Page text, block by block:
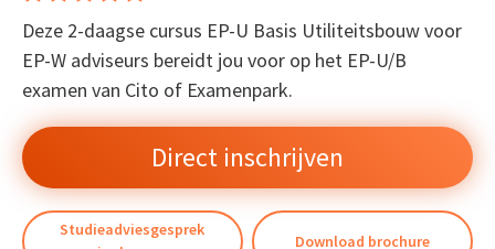
Deze 2-daagse cursus EP-U Basis Utiliteitsbouw voor
EP-W adviseurs bereidt jou voor op het EP-U/B
examen van Cito of Examenpark.
Download brochure
Studieadviesgesprek
Direct inschrijven